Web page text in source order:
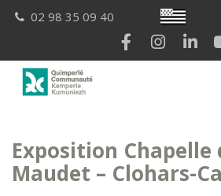
Breton
02 98 35 09 40
Lien vers le
Lien
Exposition Chapelle
Maudet – Clohars-